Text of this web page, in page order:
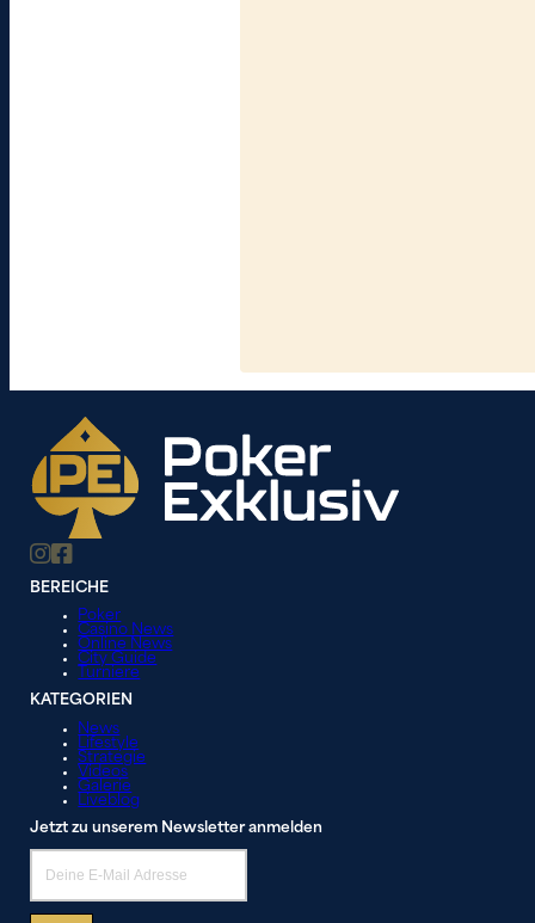
BEREICHE
Poker
Casino News
Online News
City Guide
Turniere
KATEGORIEN
News
Lifestyle
Strategie
Videos
Galerie
Liveblog
Jetzt zu unserem Newsletter anmelden